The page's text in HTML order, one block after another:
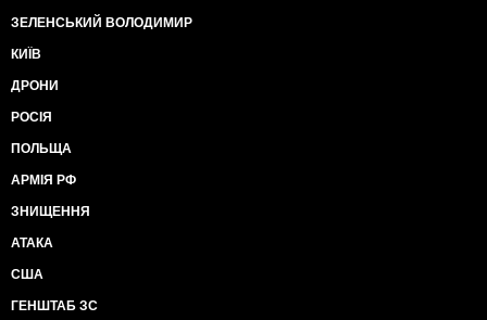
ЗЕЛЕНСЬКИЙ ВОЛОДИМИР
КИЇВ
ДРОНИ
РОСІЯ
ПОЛЬЩА
АРМІЯ РФ
ЗНИЩЕННЯ
АТАКА
США
ГЕНШТАБ ЗС